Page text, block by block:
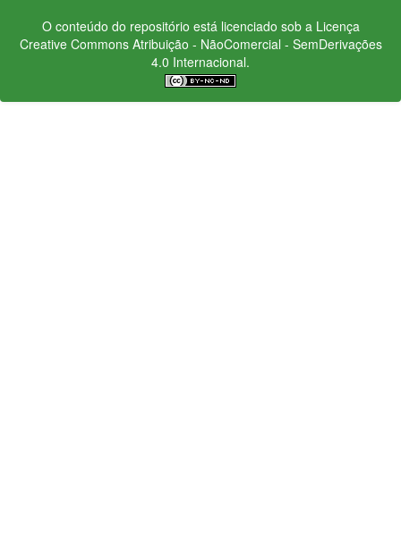
O conteúdo do repositório está licenciado sob a Licença
Creative CommonsAtribuição - NãoComercial - SemDerivações
4.0 Internacional.